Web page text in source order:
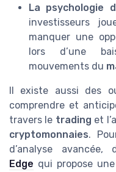
La psychologie
investisseurs
manquer une
lors d’une
mouvements du
Il existe aussi des
comprendre et
travers le trading et
cryptomonnaies.
d’analyse avancée,
Edge qui propose